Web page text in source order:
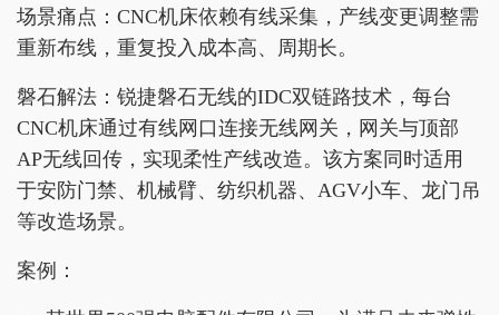
场景痛点：CNC机床依赖有线采集，产线变更调整需
重新布线，重复投入成本高、周期长。
磐石解法：锐捷磐石无线的IDC双链路技术，每台
CNC机床通过有线网口连接无线网关，网关与顶部
AP无线回传，实现柔性产线改造。该方案同时适用
于安防门禁、机械臂、纺织机器、AGV小车、龙门吊
等改造场景。
案例：